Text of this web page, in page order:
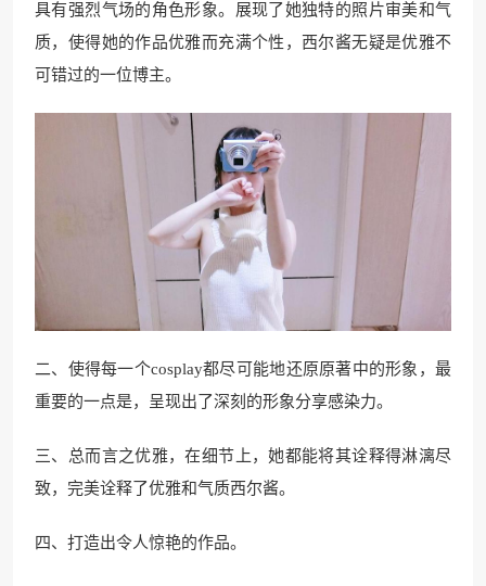
具有强烈气场的角色形象。展现了她独特的照片审美和气
质，使得她的作品优雅而充满个性，西尔酱无疑是优雅不
可错过的一位博主。
二、使得每一个cosplay都尽可能地还原原著中的形象，最
重要的一点是，呈现出了深刻的形象分享感染力。
三、总而言之优雅，在细节上，她都能将其诠释得淋漓尽
致，完美诠释了优雅和气质西尔酱。
四、打造出令人惊艳的作品。